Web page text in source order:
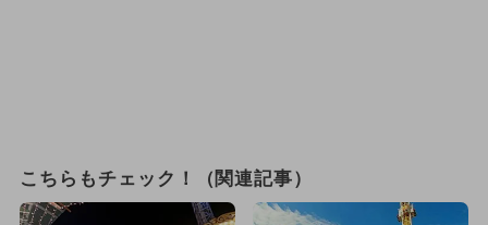
こちらもチェック！（関連記事）